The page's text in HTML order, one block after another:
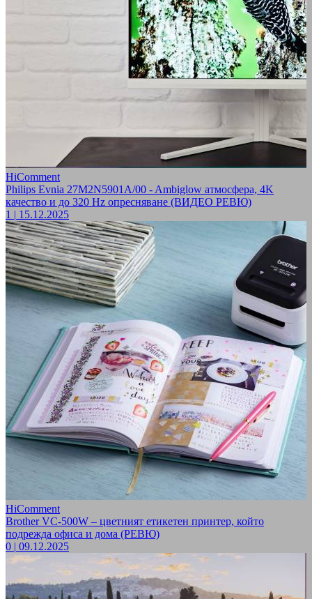
HiComment
Philips Evnia 27M2N5901A/00 - Ambiglow атмосфера, 4K
качество и до 320 Hz опресняване (ВИДЕО РЕВЮ)
1 | 15.12.2025
HiComment
Brother VC-500W – цветният етикетен принтер, който
подрежда офиса и дома (РЕВЮ)
0 | 09.12.2025